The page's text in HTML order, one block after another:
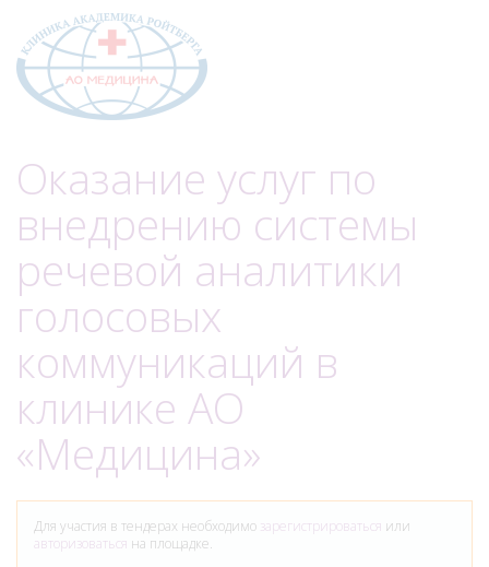
Оказание услуг по
внедрению системы
речевой аналитики
голосовых
коммуникаций в
клинике АО
«Медицина»
Для участия в тендерах необходимо зарегистрироваться или
авторизоваться на площадке.